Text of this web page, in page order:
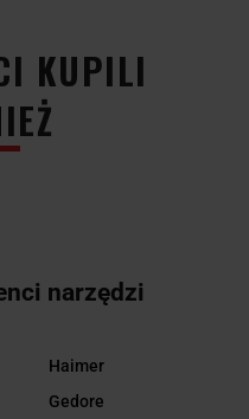
KUPILI
narzędzi
Haimer
Gedore